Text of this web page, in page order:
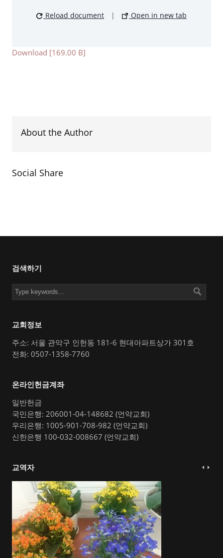
Reload document | Open in new tab
Download [169.00 B]
About the Author
Social Share
검색하기
교회정보
주소: 서울 관악구 인헌동 181-6 현대아파트상가 301호
전화: 0507-1358-7760
온라인헌금계좌
일반헌금
국민은행: 206001-04-148682 (언약교회)
우리은행: 1005-901-708-982 (언약교회)
신한은행 100-032-008667 (언약교회)
교역자